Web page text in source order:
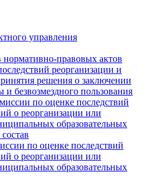
управления
правовых актов
реорганизации и
решения о заключении
безвозмездного пользования
по оценке последствий
о реорганизации или
образовательных
по оценке последствий
о реорганизации или
образовательных